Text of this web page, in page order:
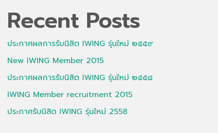
Recent Posts
ประกาศผลการรับนิสิต IWING รุ่นใหม่ ๒๕๕๙
New IWING Member 2015
ประกาศผลการรับนิสิต IWING รุ่นใหม่ ๒๕๕๘
IWING Member recruitment 2015
ประกาศรับนิสิต IWING รุ่นใหม่ 2558